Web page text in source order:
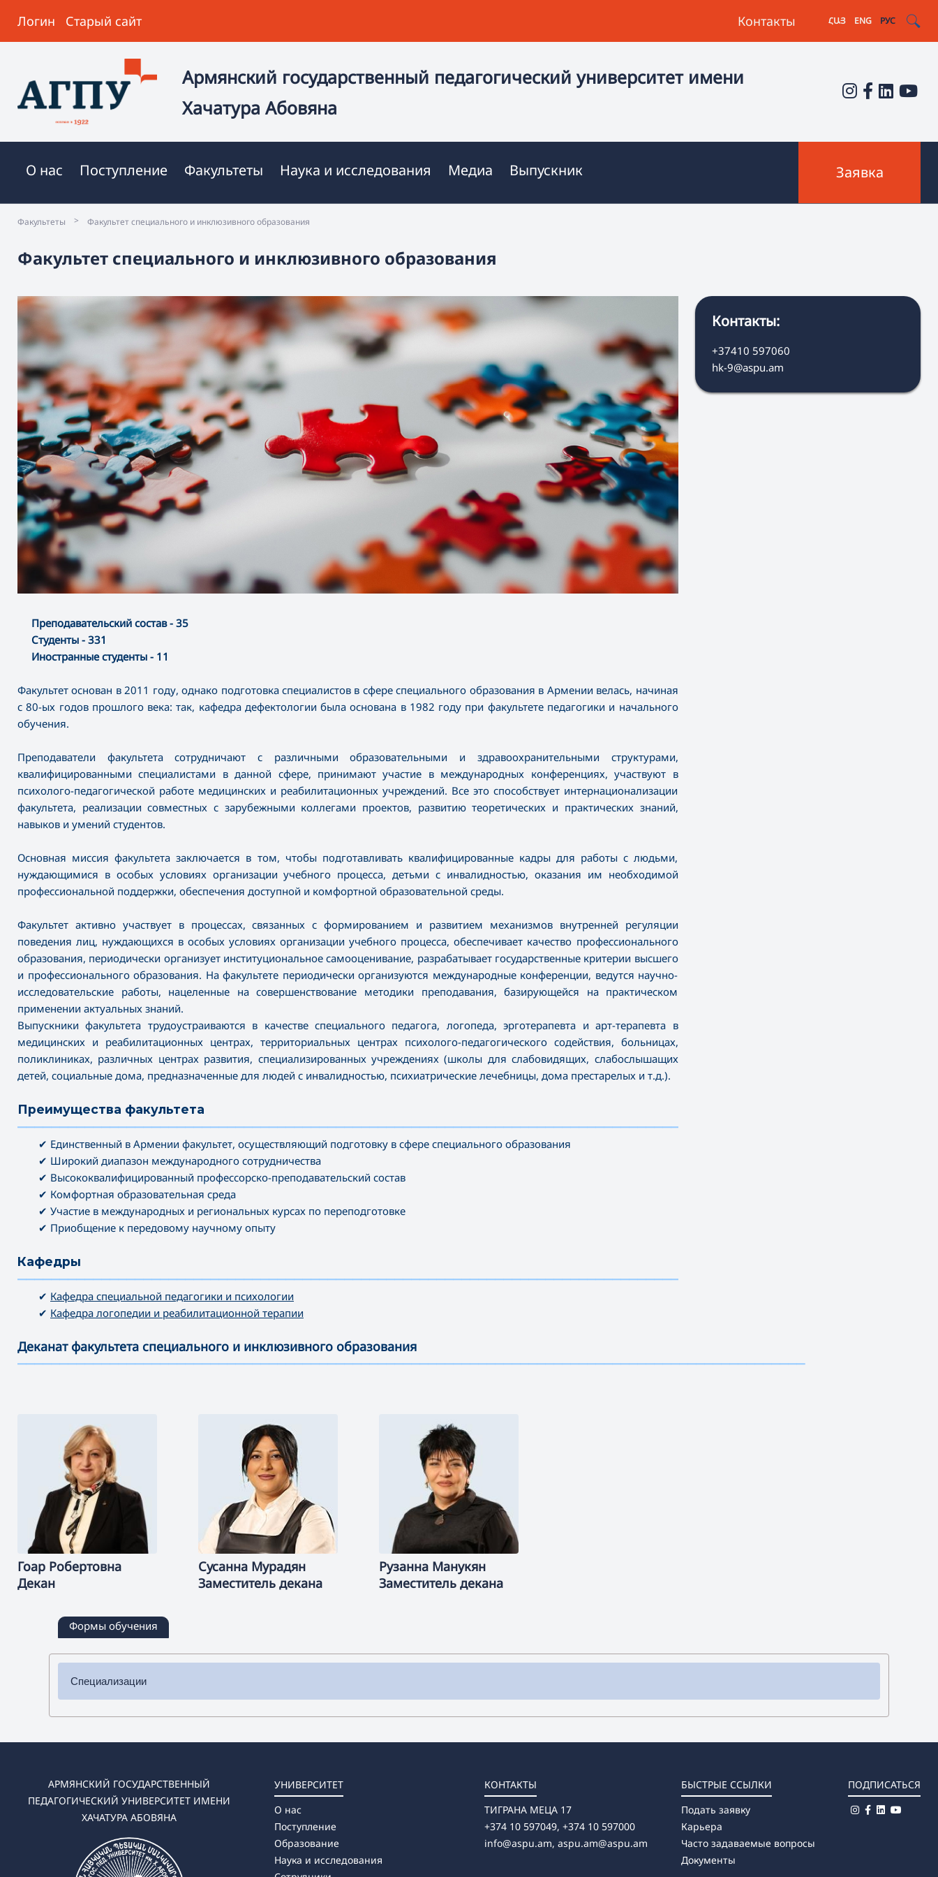
Логин Старый сайт Контакты ՀԱՅ ENG РУС
Армянский государственный педагогический университет имени
Хачатура Абовяна
О нас Поступление Факультеты Наука и исследования Медиа Выпускник Заявка
Факультеты > Факультет специального и инклюзивного образования
Факультет специального и инклюзивного образования
Преподавательский состав - 35
Студенты - 331
Иностранные студенты - 11
Факультет основан в 2011 году, однако подготовка специалистов в сфере специального образования в Армении велась, начиная
с 80-ых годов прошлого века: так, кафедра дефектологии была основана в 1982 году при факультете педагогики и начального
обучения.
Преподаватели факультета сотрудничают с различными образовательными и здравоохранительными структурами,
квалифицированными специалистами в данной сфере, принимают участие в международных конференциях, участвуют в
психолого-педагогической работе медицинских и реабилитационных учреждений. Все это способствует интернационализации
факультета, реализации совместных с зарубежными коллегами проектов, развитию теоретических и практических знаний,
навыков и умений студентов.
Основная миссия факультета заключается в том, чтобы подготавливать квалифицированные кадры для работы с людьми,
нуждающимися в особых условиях организации учебного процесса, детьми с инвалидностью, оказания им необходимой
профессиональной поддержки, обеспечения доступной и комфортной образовательной среды.
Факультет активно участвует в процессах, связанных с формированием и развитием механизмов внутренней регуляции
поведения лиц, нуждающихся в особых условиях организации учебного процесса, обеспечивает качество профессионального
образования, периодически организует институциональное самооценивание, разрабатывает государственные критерии высшего
и профессионального образования. На факультете периодически организуются международные конференции, ведутся научно-
исследовательские работы, нацеленные на совершенствование методики преподавания, базирующейся на практическом
применении актуальных знаний.
Выпускники факультета трудоустраиваются в качестве специального педагога, логопеда, эрготерапевта и арт-терапевта в
медицинских и реабилитационных центрах, территориальных центрах психолого-педагогического содействия, больницах,
поликлиниках, различных центрах развития, специализированных учреждениях (школы для слабовидящих, слабослышащих
детей, социальные дома, предназначенные для людей с инвалидностью, психиатрические лечебницы, дома престарелых и т.д.).
Преимущества факультета
——————————————————————————————————————————————————————————————————————————————————————————————————————————
✔ Единственный в Армении факультет, осуществляющий подготовку в сфере специального образования
✔ Широкий диапазон международного сотрудничества
✔ Высококвалифицированный профессорско-преподавательский состав
✔ Комфортная образовательная среда
✔ Участие в международных и региональных курсах по переподготовке
✔ Приобщение к передовому научному опыту
Кафедры
——————————————————————————————————————————————————————————————————————————————————————————————————————————
✔ Кафедра специальной педагогики и психологии
✔ Кафедра логопедии и реабилитационной терапии
Контакты:
+37410 597060
hk-9@aspu.am
Деканат факультета специального и инклюзивного образования
——————————————————————————————————————————————————————————————————————————————————————————————
Гоар Робертовна
Декан
Сусанна Мурадян
Заместитель декана
Рузанна Манукян
Заместитель декана
Формы обучения
Специализации
✔ Бакалавриат
✔ Магистратура
➜ Логопедия
➜ Специальная педагогика
➜ Арт-терапия
➜ Эрготерапия
АРМЯНСКИЙ ГОСУДАРСТВЕННЫЙ
ПЕДАГОГИЧЕСКИЙ УНИВЕРСИТЕТ ИМЕНИ
ХАЧАТУРА АБОВЯНА
УНИВЕРСИТЕТ
О нас
Поступление
Образование
Наука и исследования
КОНТАКТЫ
ТИГРАНА МЕЦА 17
+374 10 597049, +374 10 597000
info@aspu.am, aspu.am@aspu.am
БЫСТРЫЕ ССЫЛКИ
Подать заявку
Карьера
Часто задаваемые вопросы
Документы
ПОДПИСАТЬСЯ